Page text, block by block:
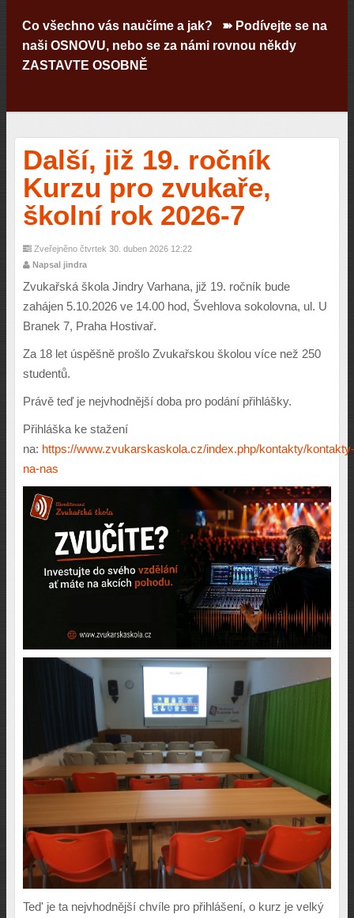
Co všechno vás naučíme a jak? ➽ Podívejte se na
naši OSNOVU, nebo se za námi rovnou někdy
ZASTAVTE OSOBNĚ.
Další, již 19. ročník
Kurzu pro zvukaře,
školní rok 2026-7
Zveřejněno čtvrtek 30. duben 2026 12:22
Napsal jindra
Zvukařská škola Jindry Varhana, již 19. ročník bude
zahájen 5.10.2026 ve 14.00 hod, Švehlova sokolovna, ul. U
Branek 7, Praha Hostivař.
Za 18 let úspěšně prošlo Zvukařskou školou více než 250
studentů.
Právě teď je nejvhodnější doba pro podání přihlášky.
Přihláška ke stažení
na: https://www.zvukarskaskola.cz/index.php/kontakty/kontakty-
na-nas
Ted' je ta nejvhodnější chvíle pro přihlášení, o kurz je velký